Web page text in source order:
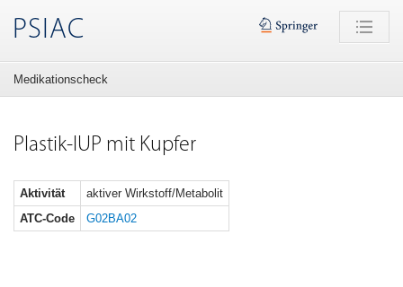
PSIAC
Medikationscheck
Plastik-IUP mit Kupfer
Aktivität
aktiver Wirkstoff/Metabolit
ATC-Code
G02BA02